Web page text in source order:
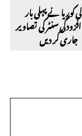
کوریا نے پہلی بار
سنٹر کی تصاویر
جاری کر دیں